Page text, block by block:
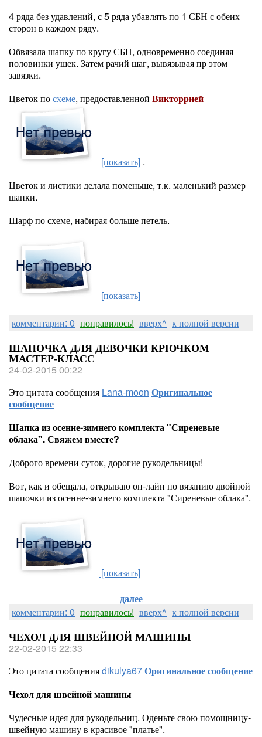
4 ряда без удавлений, с 5 ряда убавлять по 1 СБН с обеих
сторон в каждом ряду.
Обвязала шапку по кругу СБН, одновременно соединяя
половинки ушек. Затем рачий шаг, вывязывая пр этом
завязки.
Цветок посхеме, предоставленной Викторрией
[показать] .
Цветок и листики делала поменьше, т.к. маленький размер
шапки.
Шарф по схеме, набирая больше петель.
[показать]
комментарии: 0 понравилось! вверх^ к полной версии
ШАПОЧКА ДЛЯ ДЕВОЧКИ КРЮЧКОМ
МАСТЕР-КЛАСС
24-02-2015 00:22
Это цитата сообщения Lana-moon Оригинальное
сообщение
Шапка из осенне-зимнего комплекта "Сиреневые
облака". Свяжем вместе?
Доброго времени суток, дорогие рукодельницы!
Вот, как и обещала, открываю он-лайн по вязанию двойной
шапочки из осенне-зимнего комплекта "Сиреневые облака".
[показать]
далее
комментарии: 0 понравилось! вверх^ к полной версии
ЧЕХОЛ ДЛЯ ШВЕЙНОЙ МАШИНЫ
22-02-2015 22:33
Это цитата сообщенияdikulya67Оригинальное сообщение
Чехол для швейной машины
Чудесные идея для рукодельниц. Оденьте свою помощницу-
швейную машину в красивое "платье".